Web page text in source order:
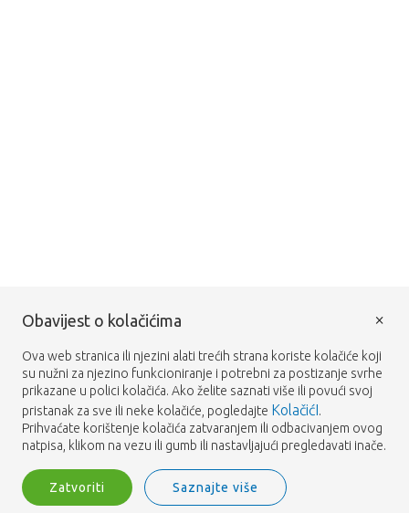
Obavijest o kolačićima
Ova web stranica ili njezini alati trećih strana koriste kolačiće koji
su nužni za njezino funkcioniranje i potrebni za postizanje svrhe
prikazane u polici kolačića. Ako želite saznati više ili povući svoj
pristanak za sve ili neke kolačiće, pogledajte KolačićI.
Prihvaćate korištenje kolačića zatvaranjem ili odbacivanjem ovog
natpisa, klikom na vezu ili gumb ili nastavljajući pregledavati inače.
Zatvoriti Saznajte više
×